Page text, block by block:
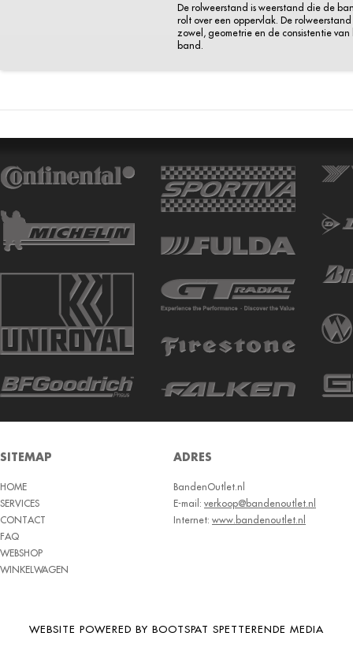
De rolweerstand is weerstand die de
rolt over een oppervlak. De
zowel, geometrie en de consistentie
band.
SITEMAP
HOME
SERVICES
CONTACT
FAQ
WEBSHOP
WINKELWAGEN
ADRES
BandenOutlet.nl
E-mail: verkoop@bandenoutlet.nl
Internet: www.bandenoutlet.nl
WEBSITE POWERED BY BOOTSPAT SPETTERENDE MEDIA